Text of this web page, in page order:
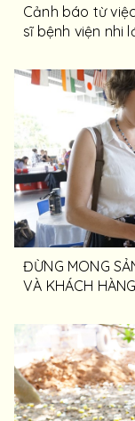
Cảnh báo từ
sĩ bệnh viện nhi
ĐỪNG MONG
VÀ KHÁCH